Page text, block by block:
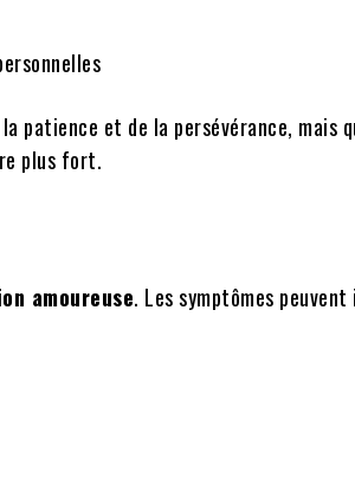
patience et de la persévérance, mais
plus fort.
amoureuse. Les symptômes